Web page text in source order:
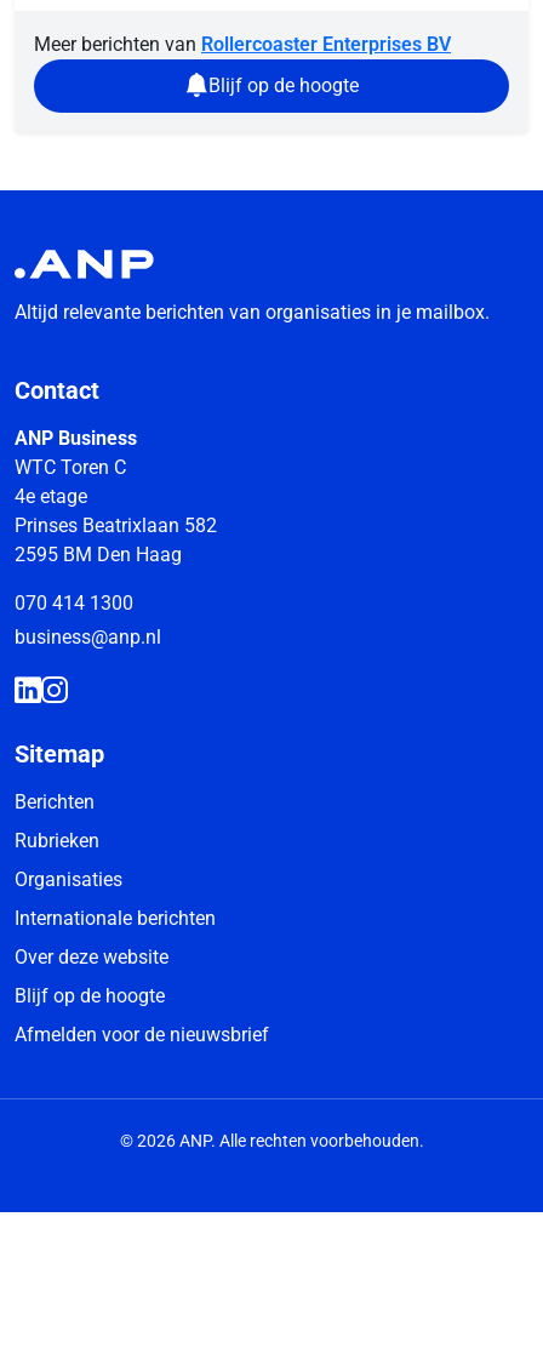
Meer berichten van Rollercoaster Enterprises BV
Blijf op de hoogte
Altijd relevante berichten van organisaties in je mailbox.
Contact
ANP Business
WTC Toren C
4e etage
Prinses Beatrixlaan 582
2595 BM Den Haag
070 414 1300
business@anp.nl
Sitemap
Berichten
Rubrieken
Organisaties
Internationale berichten
Over deze website
Blijf op de hoogte
Afmelden voor de nieuwsbrief
© 2026 ANP. Alle rechten voorbehouden.